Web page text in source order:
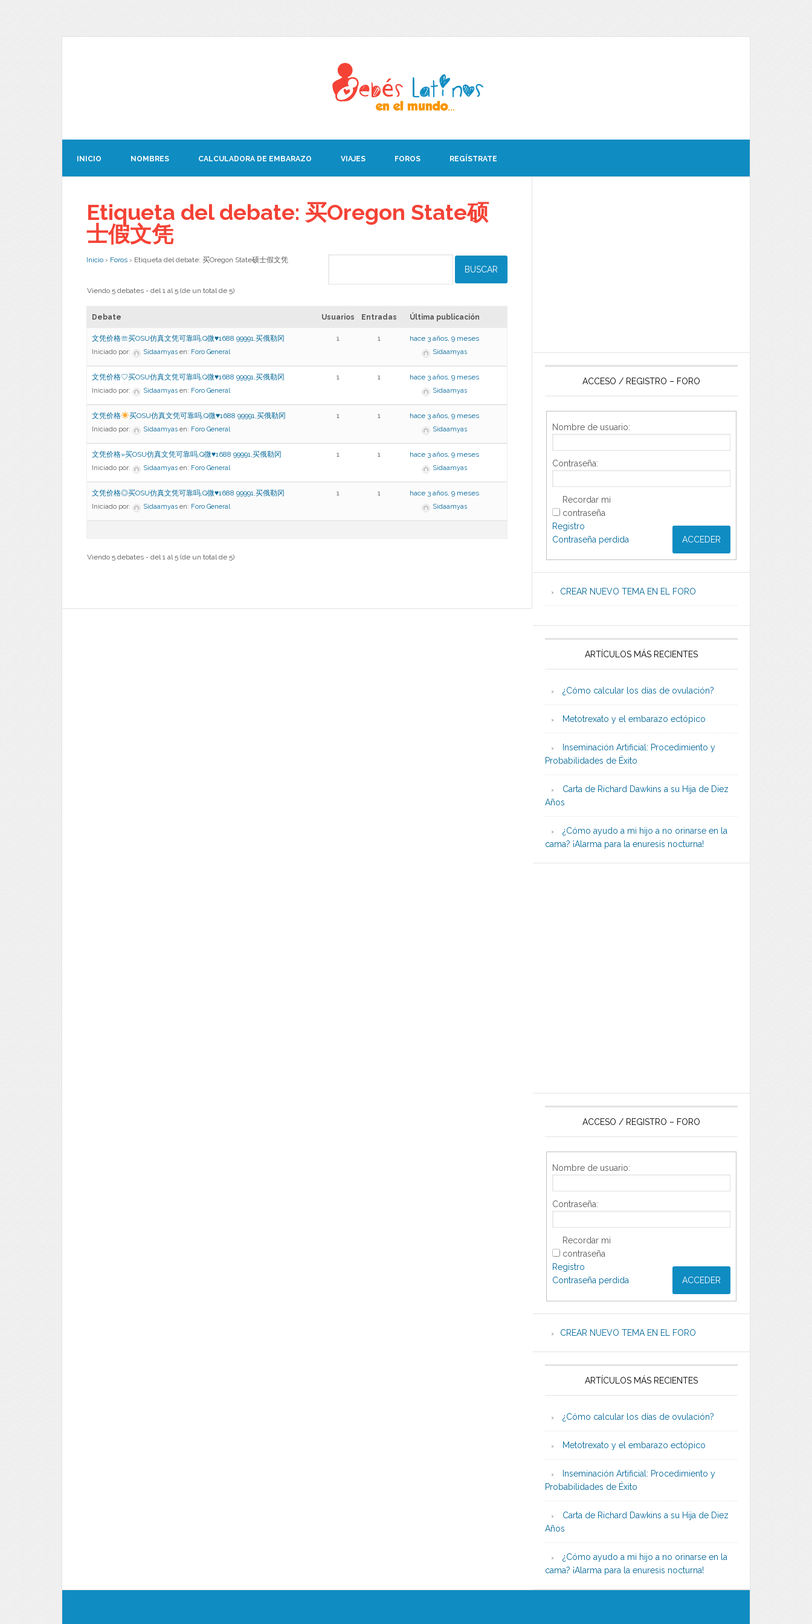
INICIO NOMBRES CALCULADORA DE EMBARAZO VIAJES FOROS REGÍSTRATE
Etiqueta del debate: 买Oregon State硕
士假文凭
Inicio › Foros › Etiqueta del debate: 买Oregon State硕士假文凭
Viendo 5 debates - del 1 al 5 (de un total de 5)
Debate Usuarios Entradas Última publicación
文凭价格☏买OSU仿真文凭可靠吗,Q微♥1688 99991,买俄勒冈
Iniciado por: Sidaamyas en: Foro General
1 1 hace 3 años, 9 meses
Sidaamyas
文凭价格♡买OSU仿真文凭可靠吗,Q微♥1688 99991,买俄勒冈
Iniciado por: Sidaamyas en: Foro General
1 1 hace 3 años, 9 meses
Sidaamyas
文凭价格 买OSU仿真文凭可靠吗,Q微♥1688 99991,买俄勒冈
Iniciado por: Sidaamyas en: Foro General
1 1 hace 3 años, 9 meses
Sidaamyas
文凭价格»买OSU仿真文凭可靠吗,Q微♥1688 99991,买俄勒冈
Iniciado por: Sidaamyas en: Foro General
1 1 hace 3 años, 9 meses
Sidaamyas
文凭价格◎买OSU仿真文凭可靠吗,Q微♥1688 99991,买俄勒冈
Iniciado por: Sidaamyas en: Foro General
1 1 hace 3 años, 9 meses
Sidaamyas
Viendo 5 debates - del 1 al 5 (de un total de 5)
ACCESO / REGISTRO – FORO
Nombre de usuario:
Contraseña:
Recordar mi
contraseña
ACCEDER
Registro
Contraseña perdida
CREAR NUEVO TEMA EN EL FORO
ARTÍCULOS MÁS RECIENTES
¿Cómo calcular los días de ovulación?
Metotrexato y el embarazo ectópico
Inseminación Artificial: Procedimiento y
Probabilidades de Éxito
Carta de Richard Dawkins a su Hija de Diez
Años
¿Cómo ayudo a mi hijo a no orinarse en la
cama? ¡Alarma para la enuresis nocturna!
ACCESO / REGISTRO – FORO
Nombre de usuario:
Contraseña:
Recordar mi
contraseña
ACCEDER
Registro
Contraseña perdida
CREAR NUEVO TEMA EN EL FORO
ARTÍCULOS MÁS RECIENTES
¿Cómo calcular los días de ovulación?
Metotrexato y el embarazo ectópico
Inseminación Artificial: Procedimiento y
Probabilidades de Éxito
Carta de Richard Dawkins a su Hija de Diez
Años
¿Cómo ayudo a mi hijo a no orinarse en la
cama? ¡Alarma para la enuresis nocturna!